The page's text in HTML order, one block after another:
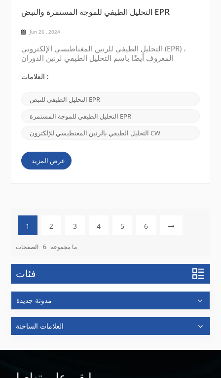
التحليل الطيفي للموجة المستمرة والنبض EPR
Jun 26 , 2024
التحليل الطيفي للرنين المغناطيسي الإلكتروني (EPR) ،
المعروف أيضًا باسم التحليل الطيفي لرنين الدوران
الإلكتروني للأنواع البارامغناطيسية. هناك نوعان رئيسيان
المستمرة (CW) EPR والتحليل الطيفي EPR النبضي .
التحليل الطيفي للموجة المستمرة (CW) EPR: في التحليل
العلامات :
التحليل الطيفي للنبض EPR
التحليل الطيفي للموجة المستمرة EPR
التحليل الطيفي بالرنين المغنطيسي للإلكترون CW
عرض المزيد
1 2 3 4 5 6
ما مجموعه 6 الصفحات
فئات
مدونة جديدة
العلامات الساخنة